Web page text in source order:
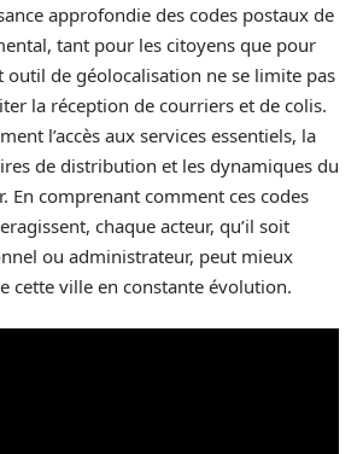
approfondie des codes postaux de
tant pour les citoyens que pour
outil de géolocalisation ne se limite pas
la réception de courriers et de colis.
l’accès aux services essentiels, la
de distribution et les dynamiques du
En comprenant comment ces codes
chaque acteur, qu’il soit
ou administrateur, peut mieux
cette ville en constante évolution.